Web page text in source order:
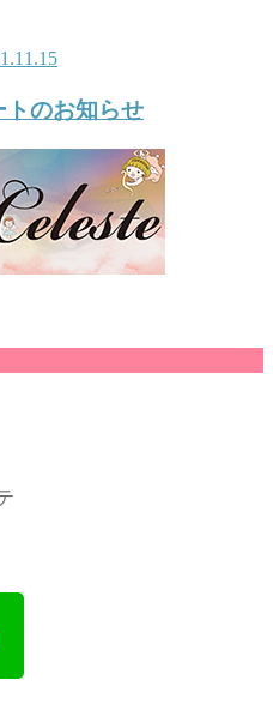
トのお知らせ